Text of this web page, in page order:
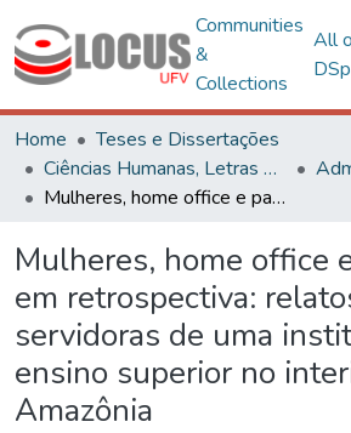
Communities
&
Collections
All
Home
Teses e Dissertações
Ciências Humanas, Letras e Artes
Mulheres, home office e pandemia em retrospectiva: relatos de servidoras de uma instituição de ensino superior no interior da Amazônia
Mulheres, home office
em retrospectiva:
servidoras de uma
ensino superior no
Amazônia